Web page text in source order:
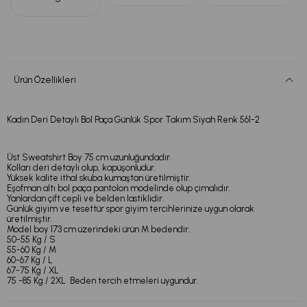
Ürün Özellikleri
Kadın Deri Detaylı Bol Paça Günlük Spor Takım Siyah Renk 561-2
Üst Sweatshirt Boy 75 cm uzunluğundadır.
Kolları deri detaylı olup, kapüşonludur.
Yüksek kalite ithal skuba kumaştan üretilmiştir.
Eşofman altı bol paça pantolon modelinde olup çimalıdır.
Yanlardan çift cepli ve belden lastiklidir.
Günlük giyim ve tesettür spor giyim tercihlerinize uygun olarak
üretilmiştir.
Model boy 173 cm üzerindeki ürün M bedendir.
50-55 Kg / S
55-60 Kg / M
60-67 Kg / L
67-75 Kg / XL
75 -85 Kg / 2XL Beden tercih etmeleri uygundur.